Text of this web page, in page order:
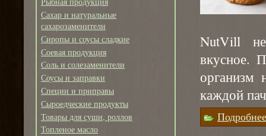
Сахар и натуральные
сахарозаменители
Сиропы и соусы сладкие
Соевая продукция
Соль и солезаменители
Соусы и заправки
Специи и приправы
Сыроедческие продукты
Товары для суши, роллов
Топленое масло
NutVill
вкусное.
организм
каждой
Подробнее